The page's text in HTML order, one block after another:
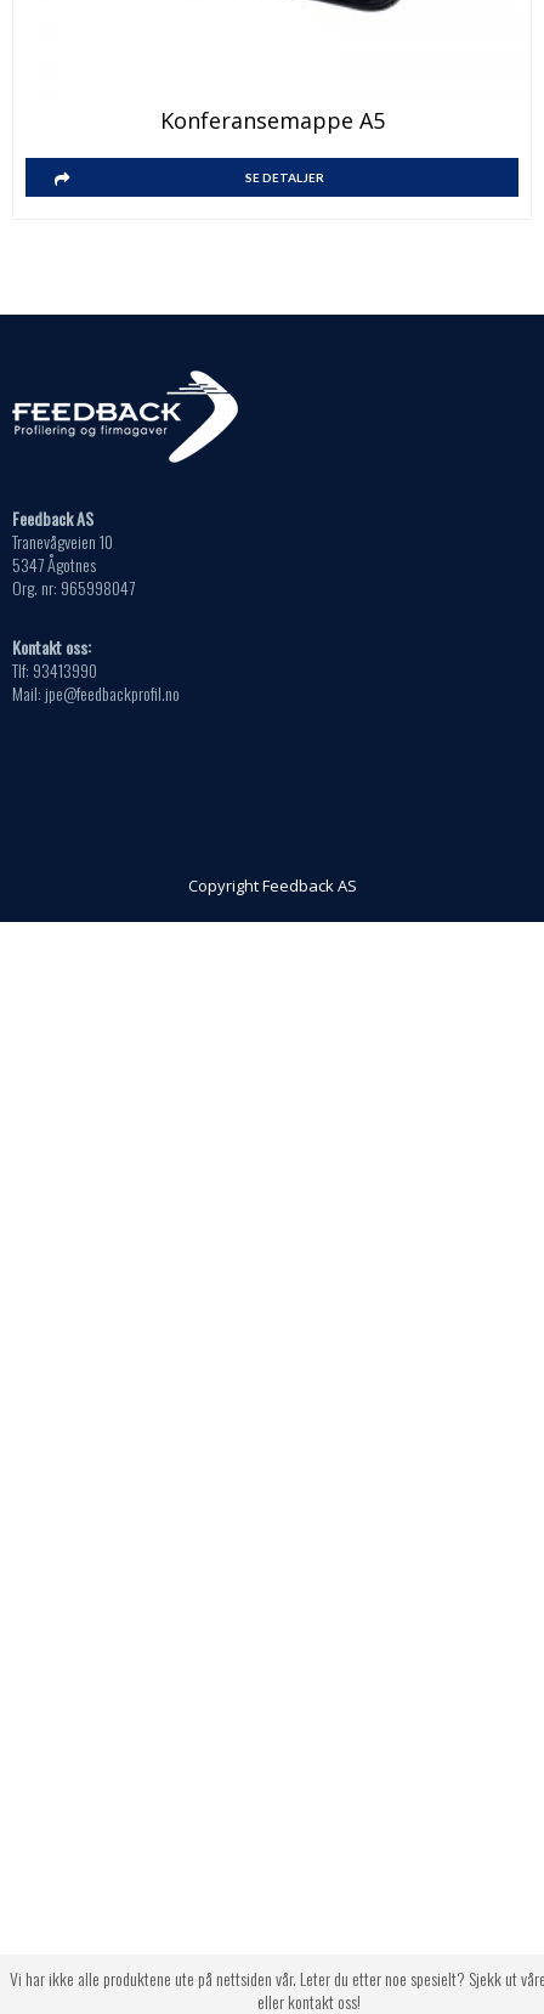
Konferansemappe A5
SE DETALJER
Feedback AS
Tranevågveien 10
5347 Ågotnes
Org. nr: 965998047
Kontakt oss:
Tlf: 93413990
Mail: jpe@feedbackprofil.no
Copyright Feedback AS
Vi har ikke alle produktene ute på nettsiden vår. Leter du etter noe spesielt? Sjekk ut
eller kontakt oss!